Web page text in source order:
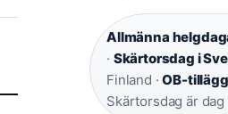
Allmänna
· Skärtorsdag i
Finland ·OB-
Skärtorsdag är